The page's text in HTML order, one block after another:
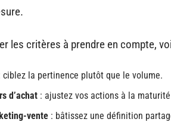
les critères à prendre en compte,
ciblez la pertinence plutôt que le volume.
d’achat : ajustez vos actions à la
vente : bâtissez une définition